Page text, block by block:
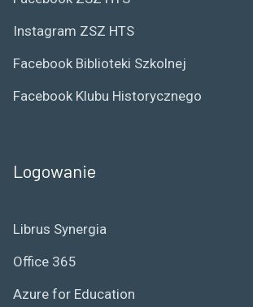
Instagram ZSZ HTS
Facebook Biblioteki Szkolnej
Facebook Klubu Historycznego
Logowanie
Librus Synergia
Office 365
Azure for Education